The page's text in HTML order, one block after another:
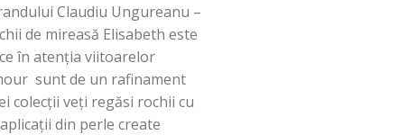
Claudiu Ungureanu –
de mireasă Elisabeth este
în atenția viitoarelor
sunt de un rafinament
colecții veți regăsi rochii cu
din perle create